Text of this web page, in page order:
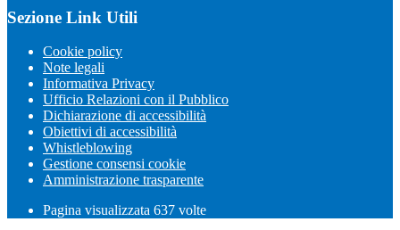
Sezione Link Utili
Cookie policy
Note legali
Informativa Privacy
Ufficio Relazioni con il Pubblico
Dichiarazione di accessibilità
Obiettivi di accessibilità
Whistleblowing
Gestione consensi cookie
Amministrazione trasparente
Pagina visualizzata 637 volte